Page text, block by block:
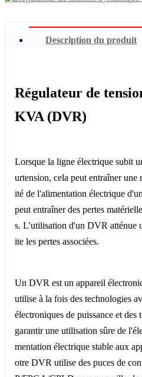
Description du produit
Régulateur de
KVA (DVR)
Lorsque la ligne électrique subit
urtension, cela peut entraîner une
ité de l'alimentation électrique
peut entraîner des pertes
s. L'utilisation d'un DVR atténue
ite les pertes associées.
Un DVR est un appareil
utilise à la fois des technologies
électroniques de puissance et
garantir une utilisation sûre de
mentation électrique stable aux
otre DVR utilise des puces de